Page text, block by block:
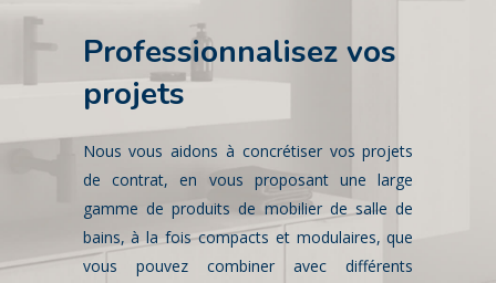
Professionnalisez vos
projets
Nous vous aidons à concrétiser vos projets
de contrat, en vous proposant une large
gamme de produits de mobilier de salle de
bains, à la fois compacts et modulaires, que
vous pouvez combiner avec différents